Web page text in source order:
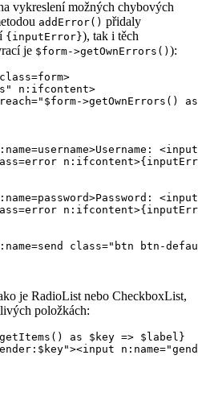
vykreslení možných chybových
addError() přidaly
{inputError}), tak i těch
je $form->getOwnErrors() ):
je RadioList nebo CheckboxList,
položkách:
as $key => $label}